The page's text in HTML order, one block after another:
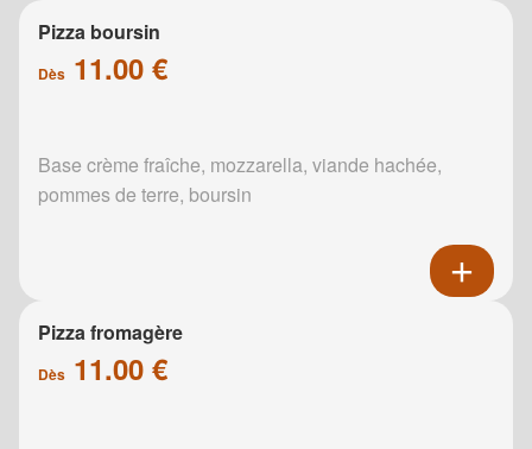
Pizza boursin
Dès 11.00 €
Base crème fraîche, mozzarella, viande hachée,
pommes de terre, boursin
Pizza fromagère
Dès 11.00 €